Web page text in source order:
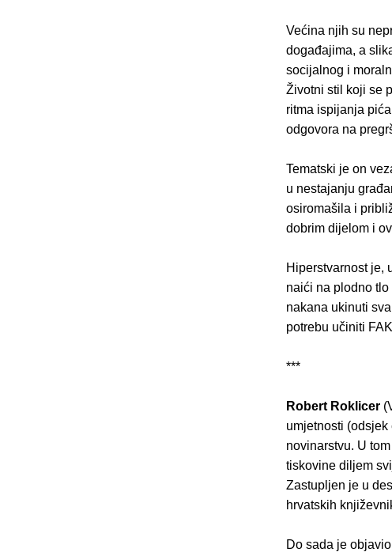
Većina njih su
događajima, a
socijalnog i
Životni stil koji se
ritma ispijanja
odgovora na
Tematski je on
u nestajanju
osiromašila i
dobrim dijelom i
Hiperstvarnost je,
naići na plodno
nakana ukinuti
potrebu učiniti
***
Robert Roklicer
umjetnosti
novinarstvu. U
tiskovine diljem
Zastupljen je u
hrvatskih
Do sada je